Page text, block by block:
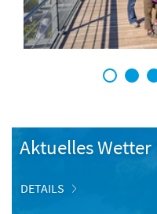
1 2 3
Aktuelles
DETAILS